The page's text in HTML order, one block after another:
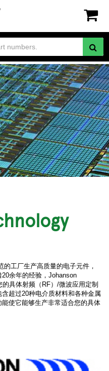
工厂生产高质量的电子元件，
余年的经验，Johanson
具体射频（RF）/微波应用定制
超过20种电介质材料和各种金属
使它能够生产非常适合您的具体